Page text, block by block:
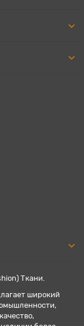
Ткани.
широкий